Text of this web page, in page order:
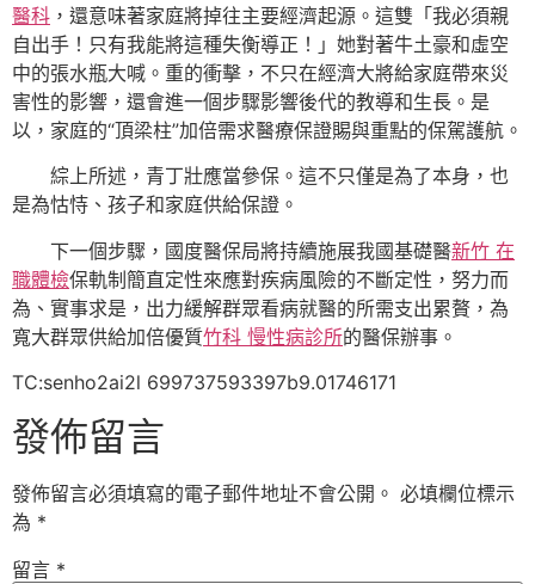
醫科 ，還意味著家庭將掉往主要經濟起源。這雙「我必須親
自出手！只有我能將這種失衡導正！」她對著牛土豪和虛空
中的張水瓶大喊。重的衝擊，不只在經濟大將給家庭帶來災
害性的影響，還會進一個步驟影響後代的教導和生長。是
以，家庭的“頂梁柱”加倍需求醫療保證賜與重點的保駕護航。
綜上所述，青丁壯應當參保。這不只僅是為了本身，也
是為怙恃、孩子和家庭供給保證。
下一個步驟，國度醫保局將持續施展我國基礎醫新竹 在
職體檢保軌制簡直定性來應對疾病風險的不斷定性，努力而
為、實事求是，出力緩解群眾看病就醫的所需支出累贅，為
寬大群眾供給加倍優質竹科 慢性病診所的醫保辦事。
TC:senho2ai2l 699737593397b9.01746171
發佈留言
發佈留言必須填寫的電子郵件地址不會公開。 必填欄位標示
為 *
留言 *